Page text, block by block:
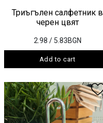
Триъгълен салфетник в
черен цвят
2.98 / 5.83BGN
Add to cart